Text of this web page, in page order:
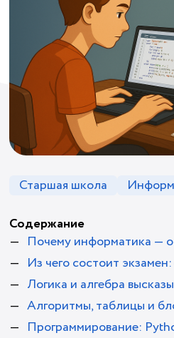
Старшая школа
Содержание
Почему информатика —
Из чего состоит
Логика и алгебра
Алгоритмы, таблицы и
Программирование: